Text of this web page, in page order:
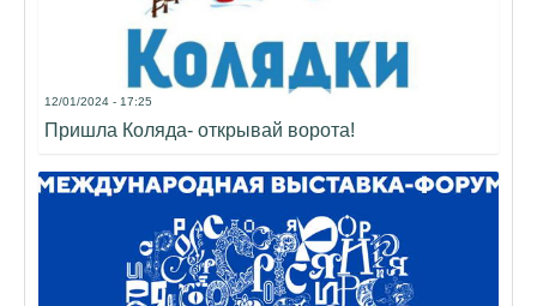
12/01/2024 - 17:25
Пришла Коляда- открывай ворота!